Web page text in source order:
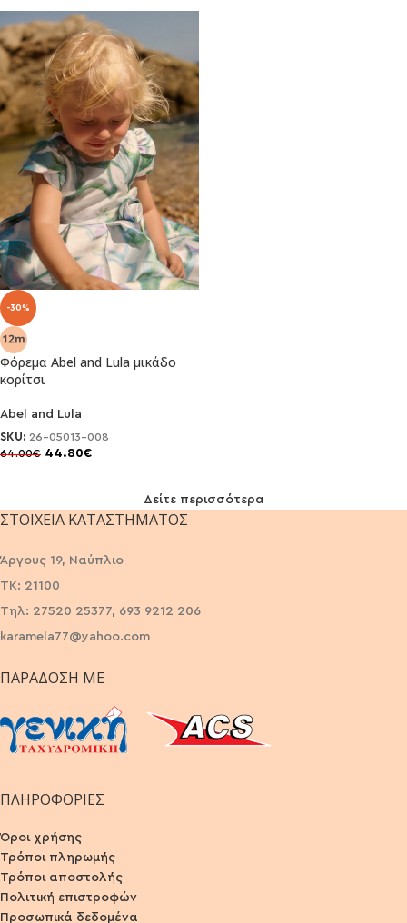
-30%
Φόρεμα Abel and Lula μικάδο
κορίτσι
Abel and Lula
SKU: 26-05013-008
64.00€ 44.80€
Δείτε περισσότερα
ΣΤΟΙΧΕΊΑ ΚΑΤΑΣΤΉΜΑΤΟΣ
Άργους 19, Ναύπλιο
ΤΚ: 21100
Τηλ: 27520 25377, 693 9212 206
karamela77@yahoo.com
ΠΑΡΆΔΟΣΗ ΜΕ
ΠΛΗΡΟΦΟΡΙΕΣ
Όροι χρήσης
Τρόποι πληρωμής
Τρόποι αποστολής
Πολιτική επιστροφών
Προσωπικά δεδομένα